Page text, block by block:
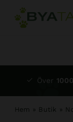
Fortsätt
Över 1000
Hem » Butik »